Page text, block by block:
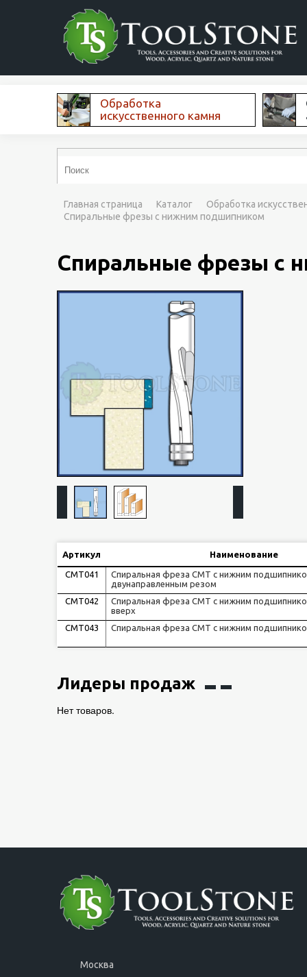
Обработка
искусственного камня
Главная страница Каталог
Обработка
Спиральные фрезы с нижним подшипником
Спиральные фрезы с
Артикул Наименование
CMT041
Спиральная фреза CMT с нижним
двунаправленным резом
CMT042
Спиральная фреза CMT с нижним
вверх
CMT043
Спиральная фреза CMT с нижним
Лидеры продаж
Нет товаров.
Москва